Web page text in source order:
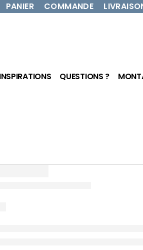
PANIER COMMANDE
INSPIRATIONS QUESTIONS ?